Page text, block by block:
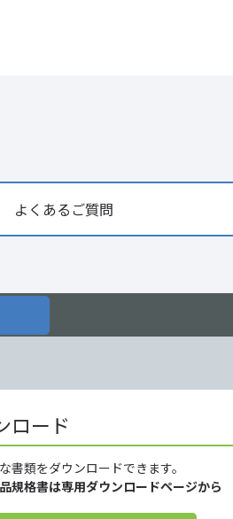
よくあるご質問
ロード
書類をダウンロードできます。
規格書は専用ダウンロードページから